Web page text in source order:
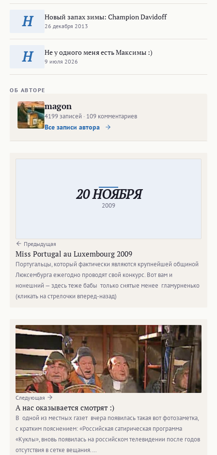
Н Новый запах зимы: Champion Davidoff
26 декабря 2013
Н Не у одного меня есть Максимы :)
9 июля 2026
ОБ АВТОРЕ
magon
4199 записей · 109 комментариев
Все записи автора
20 НОЯБРЯ
2009
Предыдущая
Miss Portugal au Luxembourg 2009
Португальцы, который фактически являются крупнейшей общиной
Люксембурга ежегодно проводят свой конкурс. Вот вам и
нонешний — здесь теже бабы только снятые менее гламурненько
(кликать на стрелочки вперед-назад)
Следующая
А нас оказывается смотрят :)
В одной из местных газет вчера появилась такая вот фотозаметка,
с кратким пояснением: «Российская сатирическая программа
«Куклы», вновь появилась на российском телевидении после годов
отсутствия в сетке вещания.…